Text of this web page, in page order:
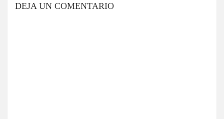
DEJA UN COMENTARIO